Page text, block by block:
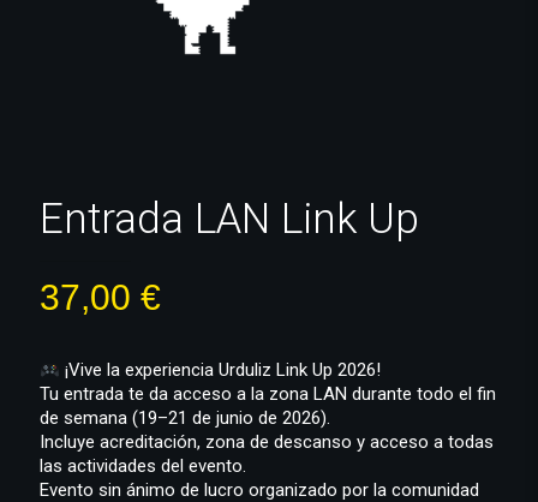
Entrada LAN Link Up
37,00 €
¡Vive la experiencia Urduliz Link Up 2026!
Tu entrada te da acceso a la zona LAN durante todo el fin
de semana (19–21 de junio de 2026).
Incluye acreditación, zona de descanso y acceso a todas
las actividades del evento.
Evento sin ánimo de lucro organizado por la comunidad